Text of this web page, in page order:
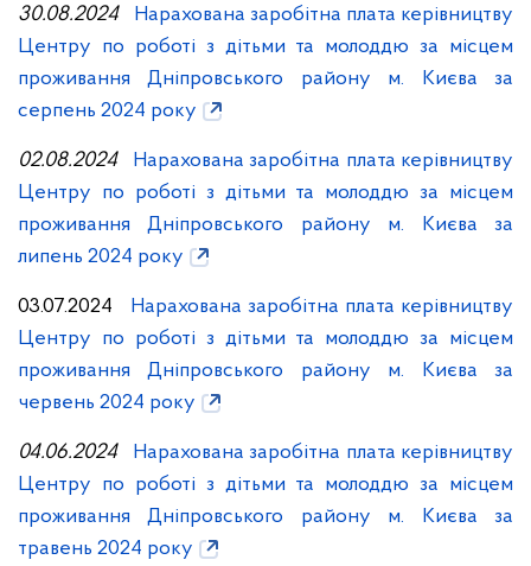
30.08.2024
Нарахована заробітна плата керівництву
Центру по роботі з дітьми та молоддю за місцем
проживання Дніпровського району м. Києва за
серпень 2024 року
02.08.2024
Нарахована заробітна плата керівництву
Центру по роботі з дітьми та молоддю за місцем
проживання Дніпровського району м. Києва за
липень 2024 року
03.07.2024 Нарахована заробітна плата керівництву
Центру по роботі з дітьми та молоддю за місцем
проживання Дніпровського району м. Києва за
червень 2024 року
04.06.2024
Нарахована заробітна плата керівництву
Центру по роботі з дітьми та молоддю за місцем
проживання Дніпровського району м. Києва за
травень 2024 року